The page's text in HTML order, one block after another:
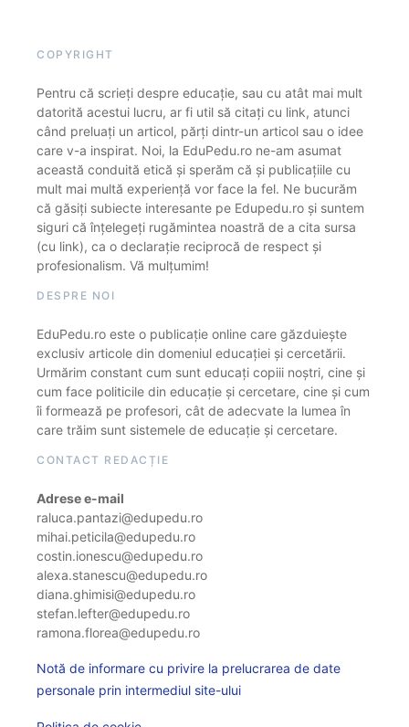
COPYRIGHT
Pentru că scrieți despre educație, sau cu atât mai mult
datorită acestui lucru, ar fi util să citați cu link, atunci
când preluați un articol, părți dintr-un articol sau o idee
care v-a inspirat. Noi, la EduPedu.ro ne-am asumat
această conduită etică și sperăm că și publicațiile cu
mult mai multă experiență vor face la fel. Ne bucurăm
că găsiți subiecte interesante pe Edupedu.ro și suntem
siguri că înțelegeți rugămintea noastră de a cita sursa
(cu link), ca o declarație reciprocă de respect și
profesionalism. Vă mulțumim!
DESPRE NOI
EduPedu.ro este o publicație online care găzduiește
exclusiv articole din domeniul educației și cercetării.
Urmărim constant cum sunt educați copiii noștri, cine și
cum face politicile din educație și cercetare, cine și cum
îi formează pe profesori, cât de adecvate la lumea în
care trăim sunt sistemele de educație și cercetare.
CONTACT REDACȚIE
Adrese e-mail
raluca.pantazi@edupedu.ro
mihai.peticila@edupedu.ro
costin.ionescu@edupedu.ro
alexa.stanescu@edupedu.ro
diana.ghimisi@edupedu.ro
stefan.lefter@edupedu.ro
ramona.florea@edupedu.ro
Notă de informare cu privire la prelucrarea de date
personale prin intermediul site-ului